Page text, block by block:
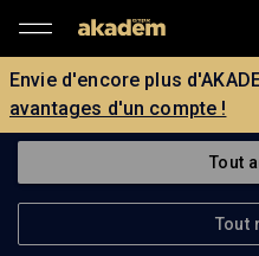
Envie d'encore plus
avantages d'un compte !
Tout
Tout